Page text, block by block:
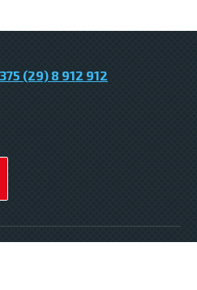
(29) 8 912 912